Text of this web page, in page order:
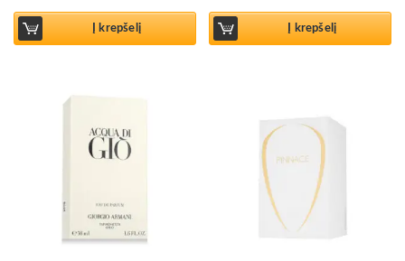
Į krepšelį Į krepšelį